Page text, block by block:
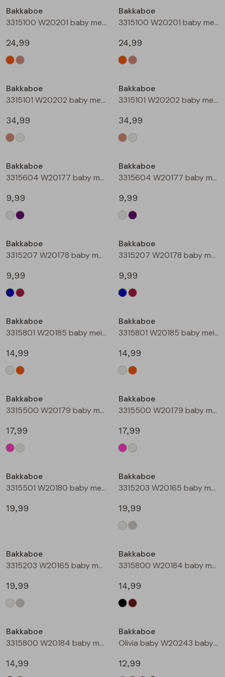
Blouses lange mouw
Sweatshirts
Gilet spencers
Jackjes
Blazers
Bermuda's
Bermuda's
Lange broek
Jackjes
Jassen
Leggings
Rokken
Lange broeken
Lange broeken
Leggings
T-shirts lange mouw
Tops
Vesten
Bakkaboe
3315100 W20201 baby meisjes buiten jack Perzik
24,99
Bakkaboe
3315100 W20201 baby meisjes buiten jack Zand
24,99
Bakkaboe
3315101 W20202 baby meisjes buiten jack Taupe
34,99
Bakkaboe
3315101 W20202 baby meisjes buiten jack Champagne
34,99
Bakkaboe
3315604 W20177 baby meisjes T-shirt lm Cream
9,99
Bakkaboe
3315604 W20177 baby meisjes T-shirt lm Lila
9,99
Bakkaboe
3315207 W20178 baby meisjes lange broek Marine
9,99
Bakkaboe
3315207 W20178 baby meisjes lange broek Wijnrood
9,99
Bakkaboe
3315801 W20185 baby meisjes rok kort Champagne
14,99
Bakkaboe
3315801 W20185 baby meisjes rok kort Perzik
14,99
Bakkaboe
3315500 W20179 baby meisjes gilet/hesje Cerise
17,99
Bakkaboe
3315500 W20179 baby meisjes gilet/hesje Cream
17,99
Bakkaboe
3315501 W20180 baby meisjes gilet/hesje Taupe
19,99
Bakkaboe
3315203 W20165 baby meisjes lange broek Cream
19,99
Bakkaboe
3315203 W20165 baby meisjes lange broek Grijs midden
19,99
Bakkaboe
3315800 W20184 baby meisjes rok kort Zwart
14,99
Bakkaboe
3315800 W20184 baby meisjes rok kort Bruin donker
14,99
Bakkaboe
Olivia baby W20243 baby meisjes T-shirt lm Kit
12,99